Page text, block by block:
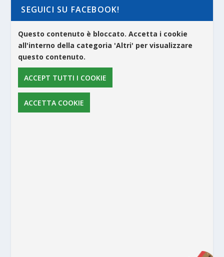
SEGUICI SU FACEBOOK!
Questo contenuto è bloccato. Accetta i cookie
all'interno della categoria 'Altri' per visualizzare
questo contenuto.
ACCEPT TUTTI I COOKIE
ACCETTA COOKIE